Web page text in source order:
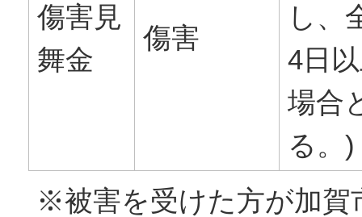
傷害見
舞金
傷害
し、
4日
場合
る。)
※被害を受けた方が加賀